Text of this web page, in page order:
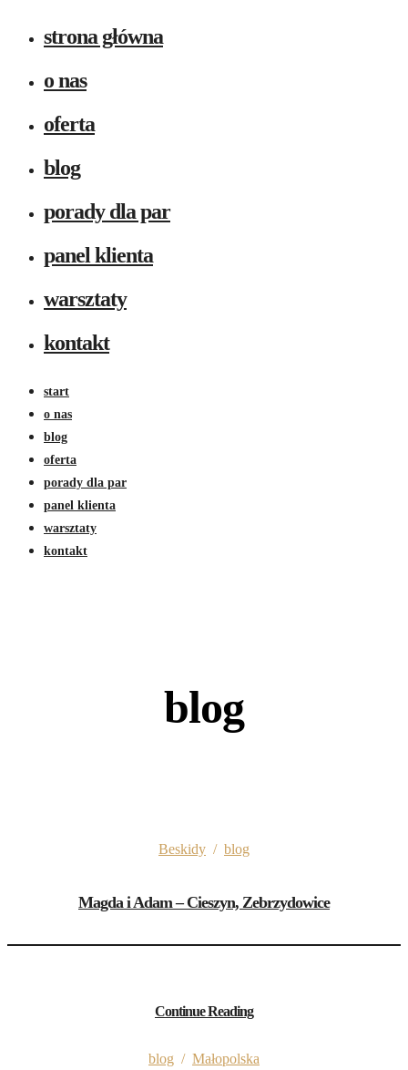
strona główna
o nas
oferta
blog
porady dla par
panel klienta
warsztaty
kontakt
start
o nas
blog
oferta
porady dla par
panel klienta
warsztaty
kontakt
blog
Beskidy / blog
Magda i Adam – Cieszyn, Zebrzydowice
Continue Reading
blog / Małopolska